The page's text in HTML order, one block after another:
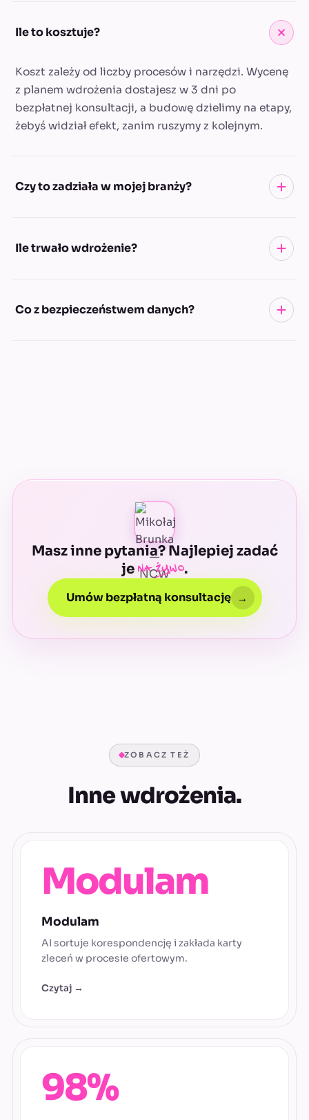
Ile to kosztuje?
Koszt zależy od liczby procesów i narzędzi. Wycenę
z planem wdrożenia dostajesz w 3 dni po
bezpłatnej konsultacji, a budowę dzielimy na etapy,
żebyś widział efekt, zanim ruszymy z kolejnym.
Czy to zadziała w mojej branży?
Pionier działa w OZE (fotowoltaika i pompy ciepła),
ale te same wzorce (rozproszone dane w arkuszach,
dokumentów) powtarzają się w większości firm
projektowo-sprzedażowych. Zaczynamy od
Ile trwało wdrożenie?
Pierwsza faza (mapa procesów i budowa
kluczowych automatyzacji) to kwestia tygodni, nie
Co z bezpieczeństwem danych?
Masz inne pytania? Najlepiej zadać
je na żywo.
Umów bezpłatną konsultację →
ZOBACZ TEŻ
Inne wdrożenia.
Modulam
Modulam
AI sortuje korespondencję i zakłada karty
zleceń w procesie ofertowym.
Czytaj →
98%